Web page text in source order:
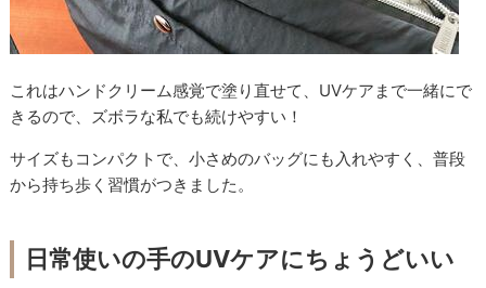
これはハンドクリーム感覚で塗り直せて、UVケアまで一緒にで
きるので、ズボラな私でも続けやすい！
サイズもコンパクトで、小さめのバッグにも入れやすく、普段
から持ち歩く習慣がつきました。
日常使いの手のUVケアにちょうどいい